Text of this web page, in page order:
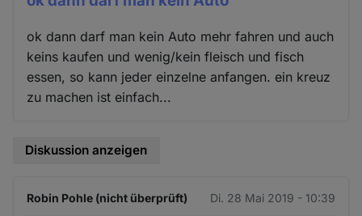
ok dann darf man kein Auto mehr fahren und auch
keins kaufen und wenig/kein fleisch und fisch
essen, so kann jeder einzelne anfangen. ein kreuz
zu machen ist einfach...
Diskussion anzeigen
Robin Pohle (nicht überprüft) Di. 28 Mai 2019 - 10:39